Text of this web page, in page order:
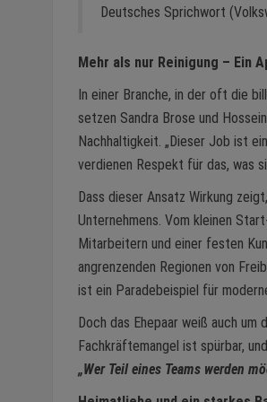
Deutsches Sprichwort
Mehr als nur Reinigung – Ein
In einer Branche, in der oft die
setzen Sandra Brose und
Nachhaltigkeit. „Dieser Job ist
verdienen Respekt für das, was
Dass dieser Ansatz Wirkung
Unternehmens. Vom kleinen
Mitarbeitern und einer festen
angrenzenden Regionen von
ist ein Paradebeispiel für
Doch das Ehepaar weiß auch um
Fachkräftemangel ist spürbar,
„Wer Teil eines Teams werden